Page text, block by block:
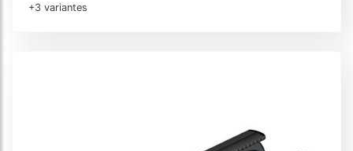
+3 variantes